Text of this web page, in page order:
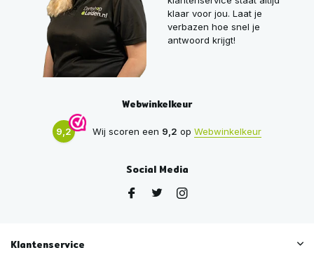
klaar voor jou. Laat je
verbazen hoe snel je
antwoord krijgt!
Webwinkelkeur
9,2 Wij scoren een 9,2 op Webwinkelkeur
Social Media
Klantenservice